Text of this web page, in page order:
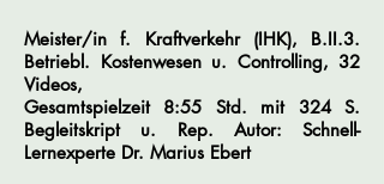
Meister/in f. Kraftverkehr (IHK), B.II.3.
Betriebl. Kostenwesen u. Controlling, 32
Videos,
Gesamtspielzeit 8:55 Std. mit 324 S.
Begleitskript u. Rep. Autor: Schnell-
Lernexperte Dr. Marius Ebert